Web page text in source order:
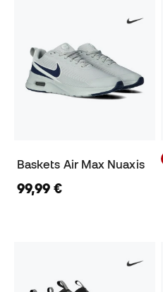
Baskets Air Max Nuaxis
99,99 €